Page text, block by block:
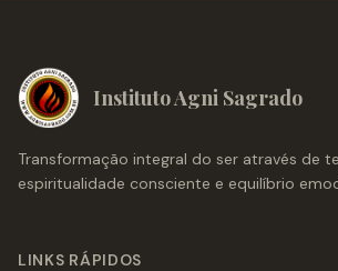
Instituto Agni Sagrado
Transformação integral do ser através de
espiritualidade consciente e equilíbrio
LINKS RÁPIDOS